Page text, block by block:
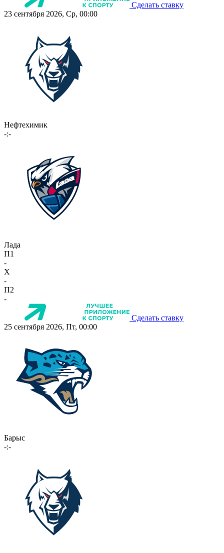
Сделать ставку
23 сентября 2026, Ср, 00:00
Нефтехимик
-:-
Лада
П1
-
X
-
П2
-
Сделать ставку
25 сентября 2026, Пт, 00:00
Барыс
-:-